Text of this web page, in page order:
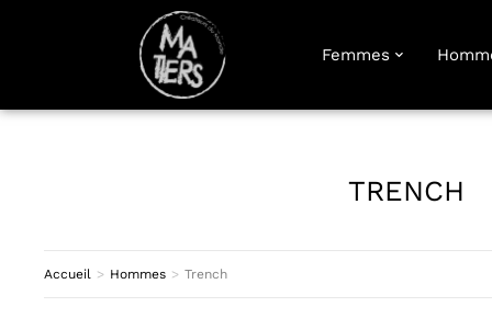
Femmes
TRENCH
Vous êtes ici :
Accueil Hommes Trench